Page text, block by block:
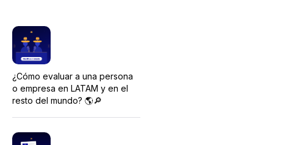
¿Cómo evaluar a una persona
o empresa en LATAM y en el
resto del mundo? 🌎🔎